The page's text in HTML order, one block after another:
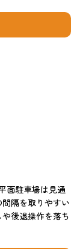
面駐車場は見通
隔を取りやすい
後退操作を落ち